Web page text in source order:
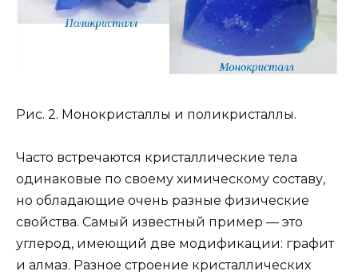
Рис. 2. Монокристаллы и поликристаллы.
Часто встречаются кристаллические тела
одинаковые по своему химическому составу,
но обладающие очень разные физические
свойства. Самый известный пример — это
углерод, имеющий две модификации: графит
и алмаз. Разное строение кристаллических